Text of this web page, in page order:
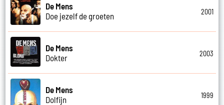
De Mens
Doe jezelf de groeten
2001
De Mens
Dokter
2003
De Mens
Dolfijn
1999